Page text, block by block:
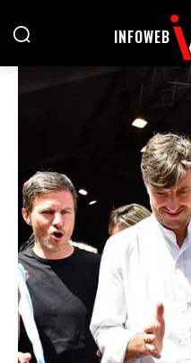
INFOWEB